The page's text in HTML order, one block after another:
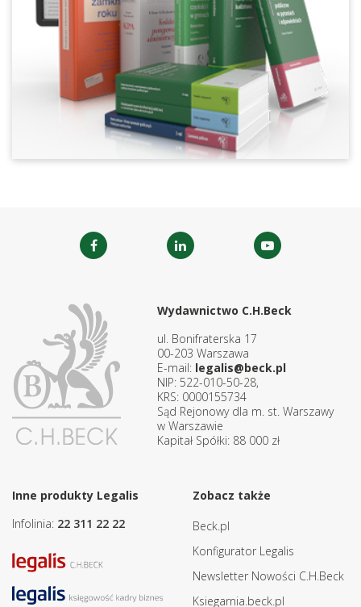
Wydawnictwo C.H.Beck
ul. Bonifraterska 17
00-203 Warszawa
E-mail: legalis@beck.pl
NIP: 522-010-50-28,
KRS: 0000155734
Sąd Rejonowy dla m. st. Warszawy
w Warszawie
Kapitał Spółki: 88 000 zł
Inne produkty Legalis
Infolinia: 22 311 22 22
Zobacz także
Beck.pl
Konfigurator Legalis
Newsletter Nowości C.H.Beck
Ksiegarnia.beck.pl